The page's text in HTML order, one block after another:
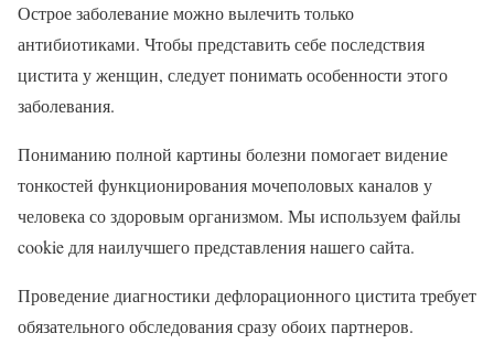
Острое заболевание можно вылечить только
антибиотиками. Чтобы представить себе последствия
цистита у женщин, следует понимать особенности этого
заболевания.
Пониманию полной картины болезни помогает видение
тонкостей функционирования мочеполовых каналов у
человека со здоровым организмом. Мы используем файлы
cookie для наилучшего представления нашего сайта.
Проведение диагностики дефлорационного цистита требует
обязательного обследования сразу обоих партнеров.